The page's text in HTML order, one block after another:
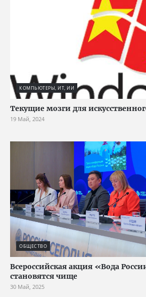
КОМПЬЮТЕРЫ, ИТ, ИИ
Текущие мозги для
19 Май, 2024
ОБЩЕСТВО
Всероссийская акция «Вода
становятся чище
30 Май, 2025